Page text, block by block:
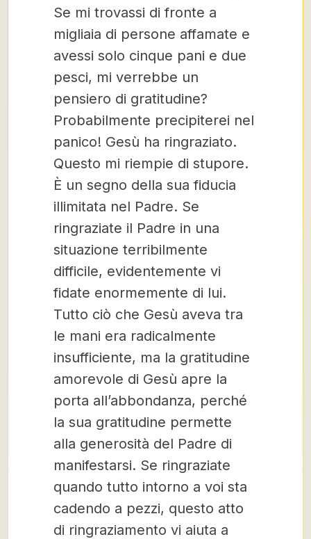
Se mi trovassi di fronte a
migliaia di persone affamate e
avessi solo cinque pani e due
pesci, mi verrebbe un
pensiero di gratitudine?
Probabilmente precipiterei nel
panico! Gesù ha ringraziato.
Questo mi riempie di stupore.
È un segno della sua fiducia
illimitata nel Padre. Se
ringraziate il Padre in una
situazione terribilmente
difficile, evidentemente vi
fidate enormemente di lui.
Tutto ciò che Gesù aveva tra
le mani era radicalmente
insufficiente, ma la gratitudine
amorevole di Gesù apre la
porta all’abbondanza, perché
la sua gratitudine permette
alla generosità del Padre di
manifestarsi. Se ringraziate
quando tutto intorno a voi sta
cadendo a pezzi, questo atto
di ringraziamento vi aiuta a